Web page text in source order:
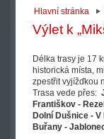
Hlavní stránka
Výlet k
Délka trasy je 17
historická místa,
zpestřit vyjížďkou
Trasa vede přes:
Františkov -
Dolní Dušnice -
Buřany -